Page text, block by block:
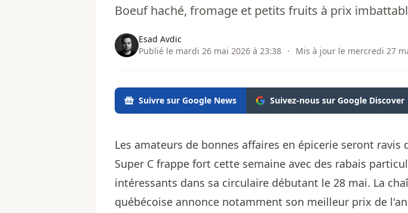
Boeuf haché, fromage et petits fruits à prix
Esad Avdic
Publié le mardi 26 mai 2026 à 23:38 · Mis à jour le mercredi 27
Suivre sur Google News Suivez-nous sur Google Discover
Les amateurs de bonnes affaires en épicerie seront ravis
Super C frappe fort cette semaine avec des rabais
intéressants dans sa circulaire débutant le 28 mai. La
québécoise annonce notamment son meilleur prix de